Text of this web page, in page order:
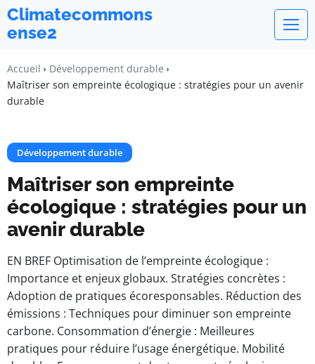
Climatecommons
ense2
Accueil
Développement durable
Maîtriser son empreinte écologique : stratégies pour un avenir
durable
Développement durable
Maîtriser son empreinte
écologique : stratégies pour un
avenir durable
EN BREF Optimisation de l’empreinte écologique :
Importance et enjeux globaux. Stratégies concrètes :
Adoption de pratiques écoresponsables. Réduction des
émissions : Techniques pour diminuer son empreinte
carbone. Consommation d’énergie : Meilleures
pratiques pour réduire l’usage énergétique. Mobilité